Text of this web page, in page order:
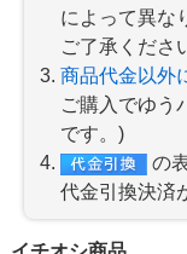
によって異な
ご了承くださ
商品代金以外
ご購入でゆう
です。)
の
代金引換決済